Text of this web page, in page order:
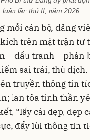
luận lần thứ II, năm 2026
mỗi cán bộ, đảng
trên mặt trận tư
– đấu tranh – phản
sai trái, thù
truyền thông tin
lan tỏa tinh thần
“lấy cái đẹp, dẹp
đẩy lùi thông tin